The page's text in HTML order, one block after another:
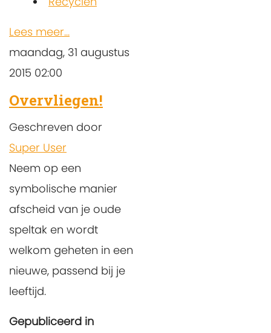
Lees meer...
maandag, 31 augustus
2015 02:00
Overvliegen!
Geschreven door
Super User
Neem op een
symbolische manier
afscheid van je oude
speltak en wordt
welkom geheten in een
nieuwe, passend bij je
leeftijd.
Gepubliceerd in